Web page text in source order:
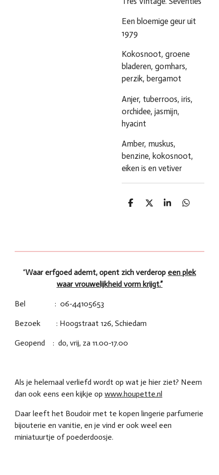
Een bloemige geur uit
1979
Kokosnoot, groene
bladeren, gomhars,
perzik, bergamot
Anjer, tuberroos, iris,
orchidee, jasmijn,
hyacint
Amber, muskus,
benzine, kokosnoot,
eiken is en vetiver
D
D
S
D
“Waar erfgoed ademt, opent zich verderop een plek
waar vrouwelijkheid vorm krijgt.”
Bel : 06-44105653
Bezoek : Hoogstraat 126, Schiedam
Geopend : do, vrij, za 11.00-17.00
Als je helemaal verliefd wordt op wat je hier ziet? Neem
dan ook eens een kijkje op www.houpette.nl
Daar leeft het Boudoir met te kopen lingerie parfumerie
bijouterie en vanitie, en je vind er ook weel een
miniatuurtje of poederdoosje.